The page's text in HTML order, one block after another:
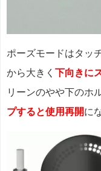
ポーズモードはタッ
から大きく 下向きに
リーンのやや下のホ
プすると使用再開に